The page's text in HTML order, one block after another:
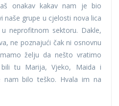
onakav kakav nam je bio
naše grupe u cjelosti nova lica
neprofitnom sektoru. Dakle,
ne poznajući čak ni osnovnu
želju da nešto vratimo
tu Marija, Vjeko, Maida i
nam bilo teško. Hvala im na